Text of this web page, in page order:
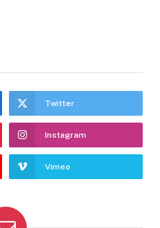
Twitter
Instagram
Vimeo